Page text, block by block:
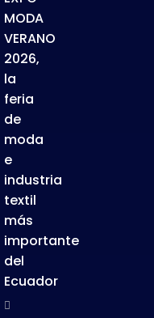
MODA
VERANO
2026,
la
feria
de
moda
e
industria
textil
más
importante
del
Ecuador